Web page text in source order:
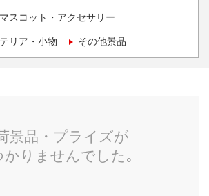
スコット・アクセサリー
リア・小物 その他景品